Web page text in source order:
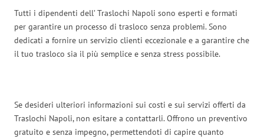
Tutti i dipendenti dell’ Traslochi Napoli sono esperti e formati
per garantire un processo di trasloco senza problemi. Sono
dedicati a fornire un servizio clienti eccezionale e a garantire che
il tuo trasloco sia il più semplice e senza stress possibile.
Se desideri ulteriori informazioni sui costi e sui servizi offerti da
Traslochi Napoli, non esitare a contattarli. Offrono un preventivo
gratuito e senza impegno, permettendoti di capire quanto